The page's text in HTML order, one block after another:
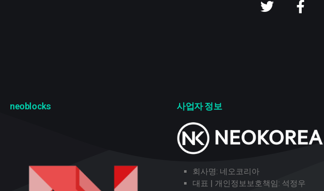
neoblocks 사업자 정보
회사명: 네오코리아
대표 | 개인정보보호책임: 석정우